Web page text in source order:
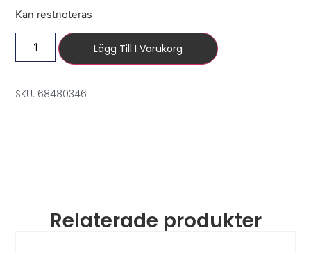
Kan restnoteras
Lägg Till I Varukorg
SKU: 68480346
Relaterade produkter